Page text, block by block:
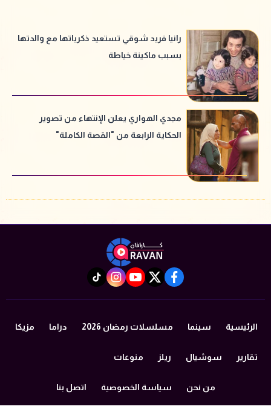
رانيا فريد شوقي تستعيد ذكرياتها مع والدتها
بسبب ماكينة خياطة
مجدي الهواري يعلن الإنتهاء من تصوير
الحكاية الرابعة من "القصة الكاملة"
facebook
twitter
youtube
instagram
tiktok
الرئيسية سينما مسلسلات رمضان 2026 دراما مزيكا
تقارير سوشيال ريلز منوعات
من نحن سياسة الخصوصية اتصل بنا